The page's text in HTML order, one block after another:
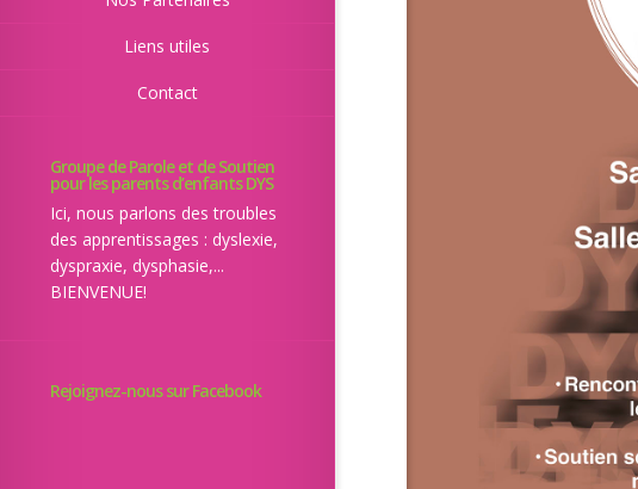
Liens utiles
Contact
Groupe de Parole et de Soutien
pour les parents d’enfants DYS
Ici, nous parlons des troubles
des apprentissages : dyslexie,
dyspraxie, dysphasie,...
BIENVENUE!
Rejoignez-nous sur Facebook